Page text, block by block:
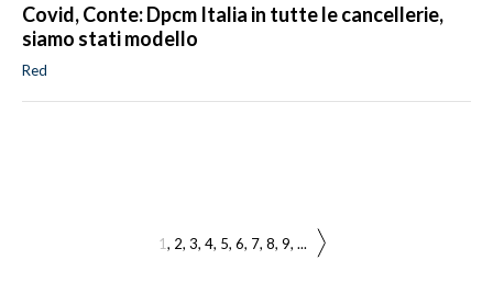
Covid, Conte: Dpcm Italia in tutte le cancellerie,
siamo stati modello
Red
1 2 3 4 5 6 7 8 9 ...